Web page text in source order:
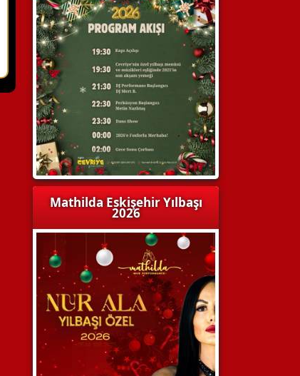
Mathilda Eskişehir Yılbaşı
2026